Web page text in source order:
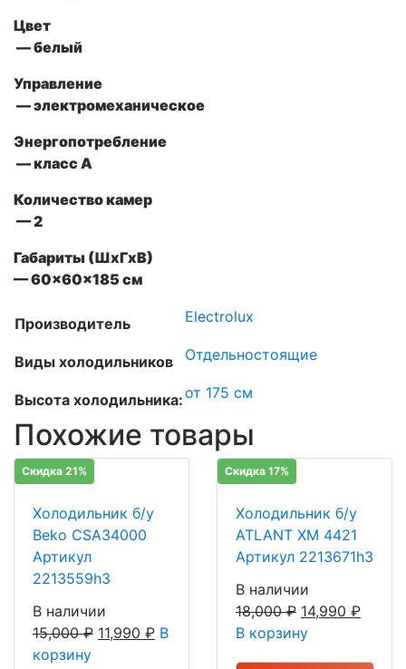
Цвет
— белый
Управление
— электромеханическое
Энергопотребление
— класс A
Количество камер
— 2
Габариты (ШxГxВ)
— 60x60x185 см
Производитель Electrolux
Виды холодильников Отдельностоящие
Высота холодильника:от 175 см
Похожие товары
Скидка 21%
Холодильник б/у
Beko CSA34000
Артикул
2213559h3
В наличии
15,000₽ 11,990 ₽ В
корзину
Скидка 17%
Холодильник б/у
ATLANT ХМ 4421
Артикул 2213671h3
В наличии
18,000₽ 14,990 ₽
В корзину